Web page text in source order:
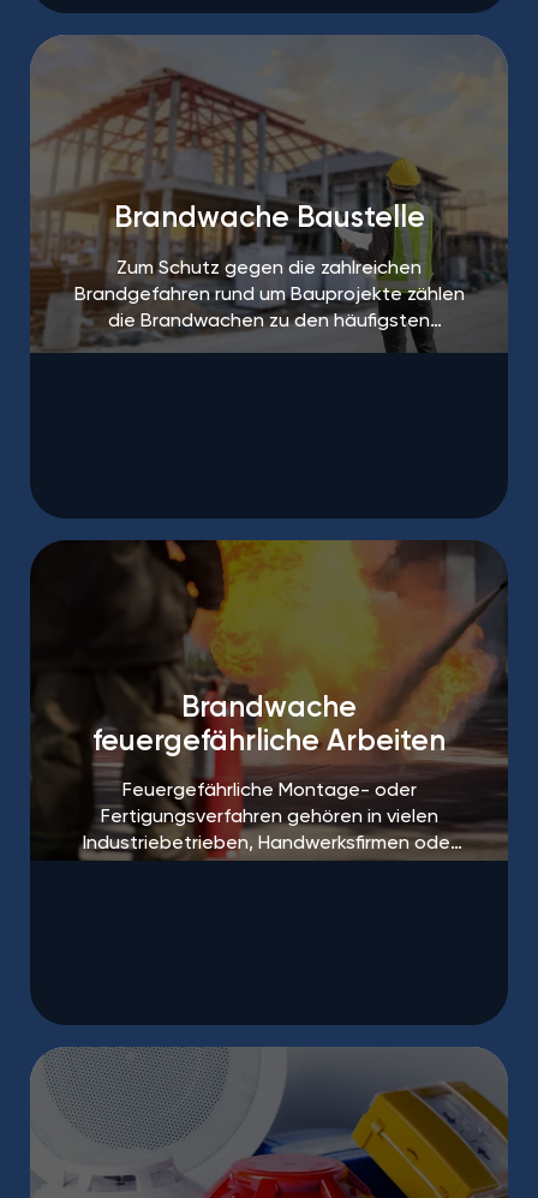
Brandwache Baustelle
Zum Schutz gegen die zahlreichen
Brandgefahren rund um Bauprojekte zählen
die Brandwachen zu den häufigsten
Brandwache
feuergefährliche Arbeiten
Feuergefährliche Montage- oder
Fertigungsverfahren gehören in vielen
Industriebetrieben, Handwerksfirmen oder
auf Baustellen zum Alltag.